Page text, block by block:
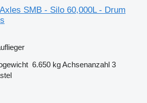
SMB - Silo 60,000L - Drum
6.650 kgAchsenanzahl 3